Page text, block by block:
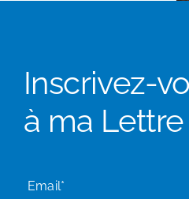
Inscrivez-
à ma Lettre
Email*